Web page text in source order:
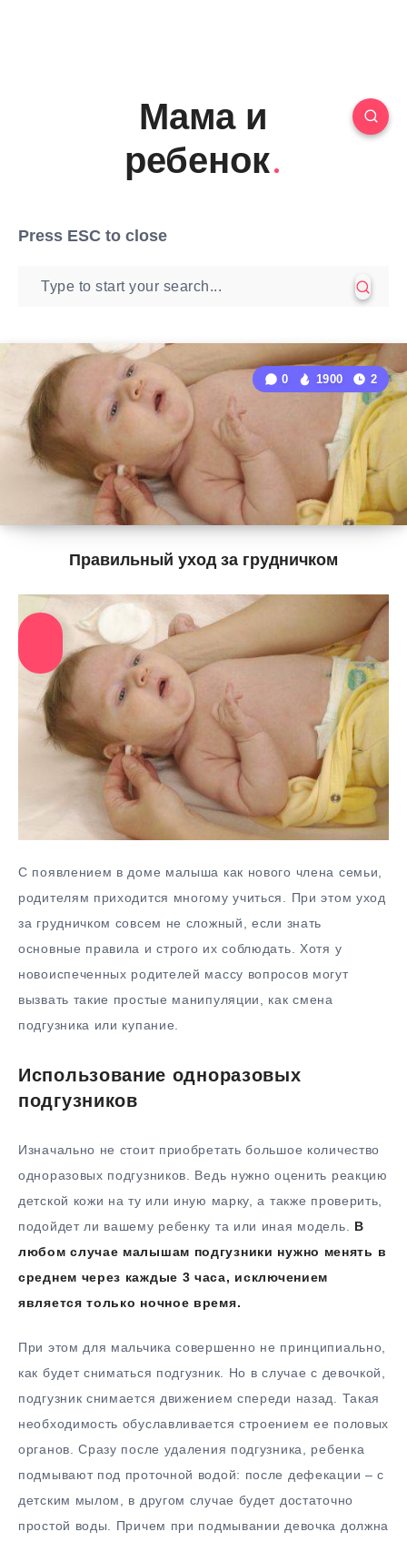
Мама и
ребенок
Press ESC to close
Правильный уход за грудничком
0 1900 2
С появлением в доме малыша как нового члена семьи,
родителям приходится многому учиться. При этом уход
за грудничком совсем не сложный, если знать
основные правила и строго их соблюдать. Хотя у
новоиспеченных родителей массу вопросов могут
вызвать такие простые манипуляции, как смена
подгузника или купание.
Использование одноразовых
подгузников
Изначально не стоит приобретать большое количество
одноразовых подгузников. Ведь нужно оценить реакцию
детской кожи на ту или иную марку, а также проверить,
подойдет ли вашему ребенку та или иная модель. В
любом случае малышам подгузники нужно менять в
среднем через каждые 3 часа, исключением
является только ночное время.
При этом для мальчика совершенно не принципиально,
как будет сниматься подгузник. Но в случае с девочкой,
подгузник снимается движением спереди назад. Такая
необходимость обуславливается строением ее половых
органов. Сразу после удаления подгузника, ребенка
подмывают под проточной водой: после дефекации – с
детским мылом, в другом случае будет достаточно
простой воды. Причем при подмывании девочка должна